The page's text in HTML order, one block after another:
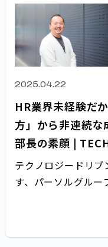
2025.04.22
HR業界未経験だ
方」から非連続な
部長の素顔 |
テクノロジードリ
す、パーソルグル